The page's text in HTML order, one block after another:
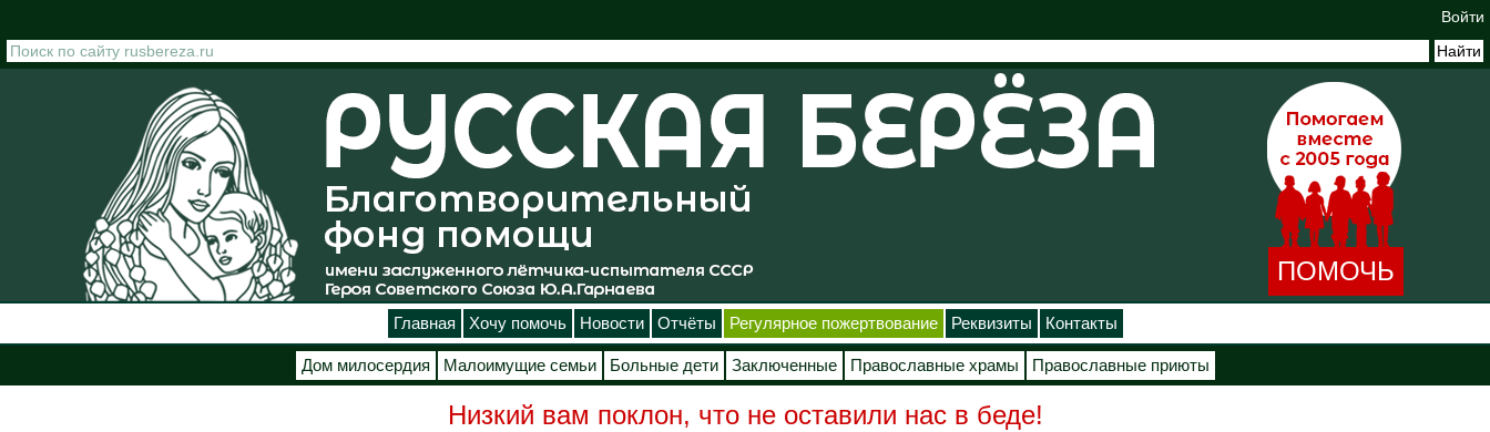
Войти
ПОМОЧЬ
Главная Хочу помочь Новости Отчёты Регулярное пожертвование Реквизиты Контакты
Дом милосердия Малоимущие семьи Больные дети Заключенные Православные храмы Православные приюты
Низкий вам поклон, что не оставили нас в беде!